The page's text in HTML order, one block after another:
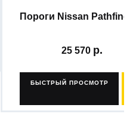
Пороги Nissan
25 570
БЫСТРЫЙ ПРОСМОТР